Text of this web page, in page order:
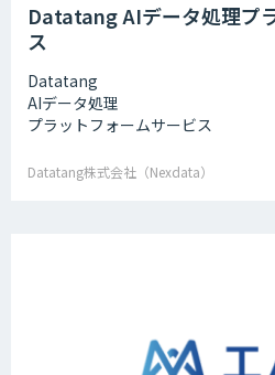
Datatang AIデータ処理プ
ス
Datatang
AIデータ処理
プラットフォームサービス
Datatang株式会社（Nexdata）